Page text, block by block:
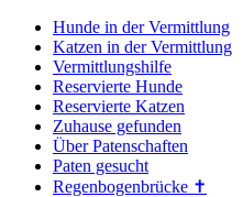
Hunde in der Vermittlung
Katzen in der Vermittlung
Vermittlungshilfe
Reservierte Hunde
Reservierte Katzen
Zuhause gefunden
Über Patenschaften
Paten gesucht
Regenbogenbrücke ✝